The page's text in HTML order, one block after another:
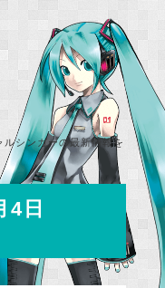
シンガーの最新情報を
4日